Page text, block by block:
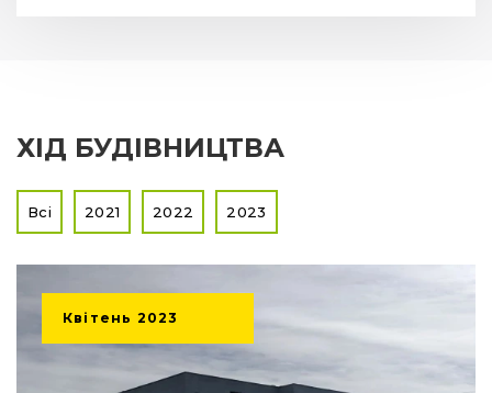
ХІД БУДІВНИЦТВА
Всі 2021 2022 2023
Квітень 2023